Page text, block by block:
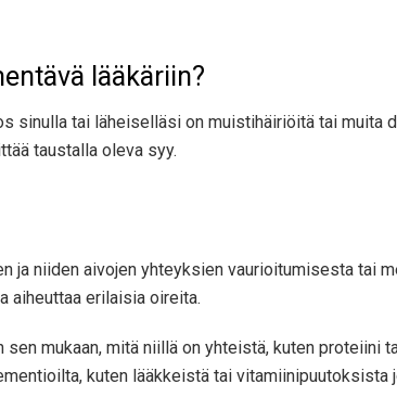
lääkäriin?
sinulla tai läheiselläsi on muistihäiriöitä tai
taustalla oleva syy.
ja niiden aivojen yhteyksien vaurioitumisesta tai
aiheuttaa erilaisia ​​oireita.
mukaan, mitä niillä on yhteistä, kuten proteiini
kuten lääkkeistä tai vitamiinipuutoksista